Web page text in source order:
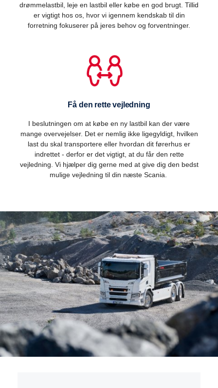
drømmelastbil, leje en lastbil eller købe en god brugt. Tillid
er vigtigt hos os, hvor vi igennem kendskab til din
forretning fokuserer på jeres behov og forventninger.
Få den rette vejledning
I beslutningen om at købe en ny lastbil kan der være
mange overvejelser. Det er nemlig ikke ligegyldigt, hvilken
last du skal transportere eller hvordan dit førerhus er
indrettet - derfor er det vigtigt, at du får den rette
vejledning. Vi hjælper dig gerne med at give dig den bedst
mulige vejledning til din næste Scania.